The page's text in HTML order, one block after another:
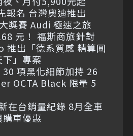
報名 台灣奧迪推出
獎賽 Audi 極速之旅
元！ 福斯商旅針對
推出「德系質感 精算圓
」專案
項黑化細節加持 26
OCTA Black 限量 5
在台銷量紀錄 8月全車
車優惠